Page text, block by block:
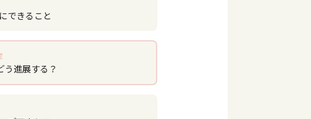
できること
う進展する？